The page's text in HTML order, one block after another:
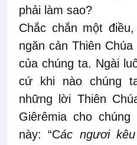
phải làm sao?
Chắc chắn một điều,
ngăn cản Thiên Chúa
của chúng ta. Ngài
cứ khi nào chúng
những lời Thiên
Giêrêmia cho
này: “Các ngươi